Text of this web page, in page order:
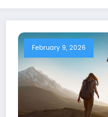
February 9, 2026